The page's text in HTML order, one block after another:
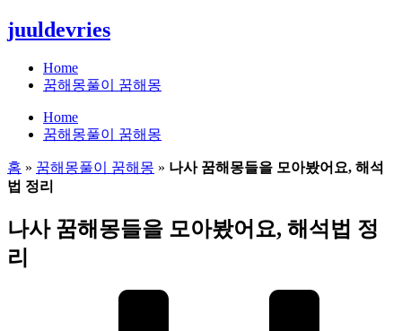
콘
텐
juuldevries
Home
꿈해몽풀이 꿈해몽
Home
꿈해몽풀이 꿈해몽
홈 » 꿈해몽풀이 꿈해몽 » 나사 꿈해몽들을 모아봤어요, 해석
법 정리
나사 꿈해몽들을 모아봤어요, 해석법 정
리